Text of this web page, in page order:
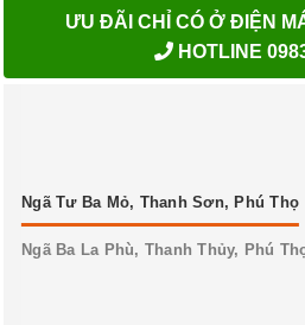
ƯU ĐÃI CHỈ CÓ Ở ĐIỆN
HOTLINE
Ngã Tư Ba Mỏ, Thanh Sơn, Phú Thọ
Ngã Ba La Phù, Thanh Thủy, Phú